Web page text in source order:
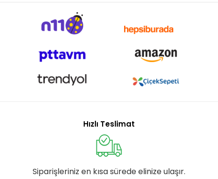
Hızlı Teslimat
Siparişleriniz en kısa sürede elinize ulaşır.